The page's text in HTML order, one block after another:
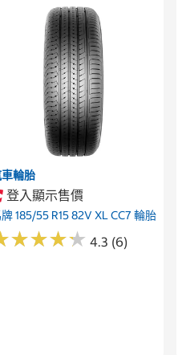
輪胎
登入顯示售價
185/55 R15 82V XL CC7 輪胎
★★★★
★★★★ 4.3 (6)